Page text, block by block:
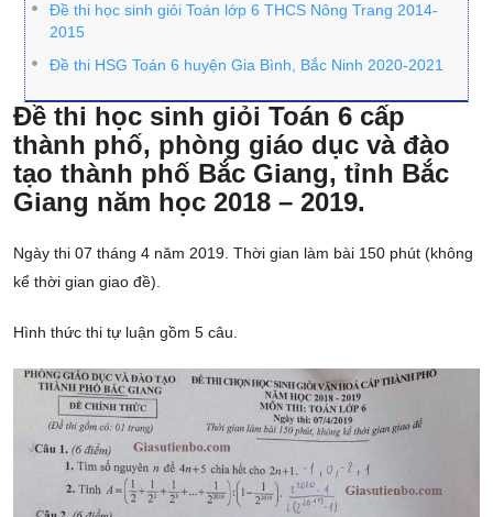
Đề thi học sinh giỏi Toán lớp 6 THCS Nông Trang 2014-
2015
Đề thi HSG Toán 6 huyện Gia Bình, Bắc Ninh 2020-2021
Đề thi học sinh giỏi Toán 6 cấp
thành phố, phòng giáo dục và đào
tạo thành phố Bắc Giang, tỉnh Bắc
Giang năm học 2018 – 2019.
Ngày thi 07 tháng 4 năm 2019. Thời gian làm bài 150 phút (không
kể thời gian giao đề).
Hình thức thi tự luận gồm 5 câu.